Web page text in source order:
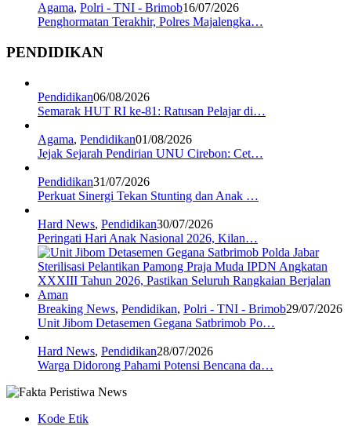
Agama, Polri - TNI - Brimob16/07/2026
Penghormatan Terakhir, Polres Majalengka…
PENDIDIKAN
Pendidikan06/08/2026
Semarak HUT RI ke-81: Ratusan Pelajar di…
Agama, Pendidikan01/08/2026
Jejak Sejarah Pendirian UNU Cirebon: Cet…
Pendidikan31/07/2026
Perkuat Sinergi Tekan Stunting dan Anak …
Hard News, Pendidikan30/07/2026
Peringati Hari Anak Nasional 2026, Kilan…
Breaking News, Pendidikan, Polri - TNI - Brimob29/07/2026
Unit Jibom Detasemen Gegana Satbrimob Po…
Hard News, Pendidikan28/07/2026
Warga Didorong Pahami Potensi Bencana da…
Kode Etik